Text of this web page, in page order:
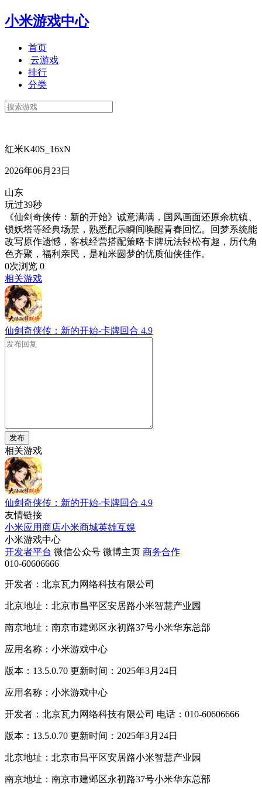
小米游戏中心
首页
云游戏
排行
分类
红米K40S_16xN
2026年06月23日
山东
玩过39秒
《仙剑奇侠传：新的开始》诚意满满，国风画面还原余杭镇、
锁妖塔等经典场景，熟悉配乐瞬间唤醒青春回忆。回梦系统能
改写原作遗憾，客栈经营搭配策略卡牌玩法轻松有趣，历代角
色齐聚，福利亲民，是籼米圆梦的优质仙侠佳作。
0次浏览 0
相关游戏
仙剑奇侠传：新的开始-卡牌回合 4.9
发布
相关游戏
仙剑奇侠传：新的开始-卡牌回合 4.9
友情链接
小米应用商店小米商城英雄互娱
小米游戏中心
开发者平台 微信公众号 微博主页 商务合作
010-60606666
开发者：北京瓦力网络科技有限公司
北京地址：北京市昌平区安居路小米智慧产业园
南京地址：南京市建邺区永初路37号小米华东总部
应用名称：小米游戏中心
版本：13.5.0.70 更新时间：2025年3月24日
应用名称：小米游戏中心
开发者：北京瓦力网络科技有限公司 电话：010-60606666
版本：13.5.0.70 更新时间：2025年3月24日
北京地址：北京市昌平区安居路小米智慧产业园
南京地址：南京市建邺区永初路37号小米华东总部